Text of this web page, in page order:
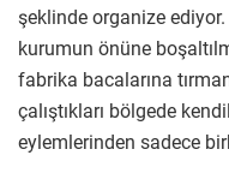
şeklinde organize
kurumun önüne
fabrika bacalarına
çalıştıkları bölgede
eylemlerinden sadece